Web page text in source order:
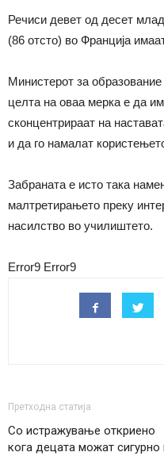
Речиси девет од десет
(86 отсто) во Франција
Министерот за
целта на оваа мерка е да
сконцентрираат на
и да го намалат
Забраната е исто така
малтретирањето преку
насилство во училиштето.
Error9 Error9
Претходна статија
Со истражување откриено
кога децата можат сигурно